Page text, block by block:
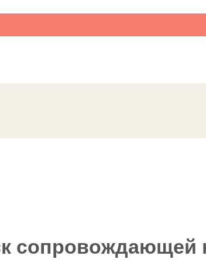
сопровождающей